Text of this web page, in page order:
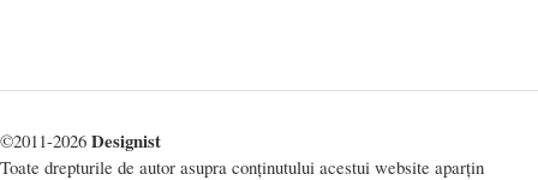
©2011-2026 Designist
Toate drepturile de autor asupra conținutului acestui website aparțin